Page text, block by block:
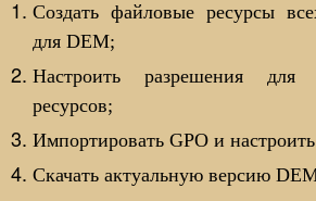
Создать файловые ресурсы
для DEM;
Настроить разрешения для
ресурсов;
Импортировать GPO и
Скачать актуальную версию